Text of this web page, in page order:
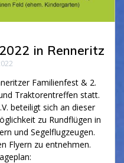
in Renneritz
Familienfest & 2.
Traktorentreffen statt.
beteiligt sich an dieser
zu Rundflügen in
und Segelflugzeugen.
Flyern zu entnehmen.